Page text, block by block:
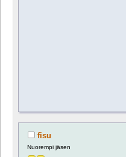
fisu
Nuorempi jäsen